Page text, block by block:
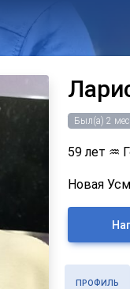
Был(а) 2
59 лет ♒
Новая
ПРОФИЛЬ